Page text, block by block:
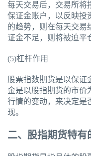
每天交易后，交易所将
保证金账户，以反映投
的趋势，则在每天交易
证金不足，则将被迫平
(5)杠杆作用
股票指数期货是以保证
金是以股指期货的市价
行情的变动，来决定是
现。
二、股指期货特有